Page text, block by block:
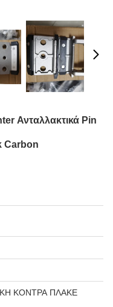
Ανταλλακτικά Pin
Carbon
ΚΟΝΤΡΑ ΠΛΑΚΕ